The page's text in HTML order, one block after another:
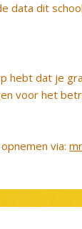
data dit
hebt dat je
voor het
via: